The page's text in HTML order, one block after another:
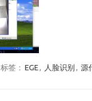
标签： EGE, 人脸识别 , 源